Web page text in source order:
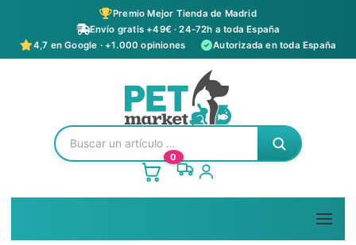
Premio Mejor Tienda de Madrid
Envío gratis +49€ · 24-72h a toda España
4,7 en Google · +1.000 opiniones
Autorizada en toda España
0